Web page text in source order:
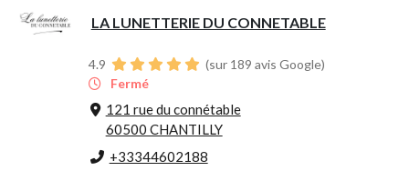
LA LUNETTERIE DU CONNETABLE
4.9
(sur 189 avis Google)
Fermé
121 rue du connétable
60500 CHANTILLY
+33344602188